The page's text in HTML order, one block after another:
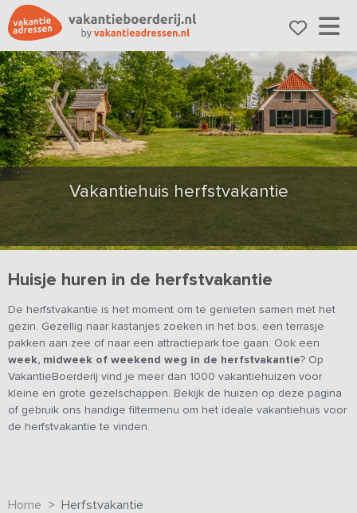
Vakantiehuis herfstvakantie
Huisje huren in de herfstvakantie
De herfstvakantie is het moment om te genieten samen met het
gezin. Gezellig naar kastanjes zoeken in het bos, een terrasje
pakken aan zee of naar een attractiepark toe gaan. Ook een
week, midweek of weekend weg in de herfstvakantie? Op
VakantieBoerderij vind je meer dan 1000 vakantiehuizen voor
kleine en grote gezelschappen. Bekijk de huizen op deze pagina
of gebruik ons handige filtermenu om het ideale vakantiehuis voor
de herfstvakantie te vinden.
Home Herfstvakantie